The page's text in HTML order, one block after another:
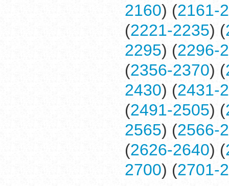
2160) (2161-
(2221-2235) (
2295) (2296-
(2356-2370) (
2430) (2431-
(2491-2505) (
2565) (2566-
(2626-2640) (
2700) (2701-